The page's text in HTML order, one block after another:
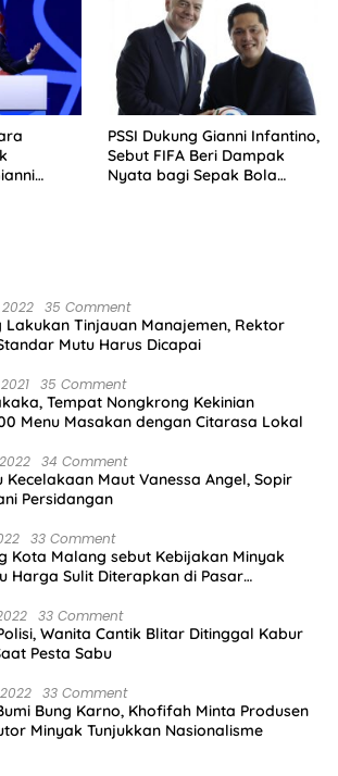
PSSI Dukung Gianni Infantino,
Sebut FIFA Beri Dampak
Nyata bagi Sepak Bola
35 Comment
Lakukan Tinjauan Manajemen, Rektor
Mutu Harus Dicapai
35 Comment
Tempat Nongkrong Kekinian
Menu Masakan dengan Citarasa Lokal
34 Comment
Kecelakaan Maut Vanessa Angel, Sopir
Persidangan
33 Comment
Kota Malang sebut Kebijakan Minyak
Harga Sulit Diterapkan di Pasar
33 Comment
Wanita Cantik Blitar Ditinggal Kabur
Pesta Sabu
33 Comment
Bung Karno, Khofifah Minta Produsen
Minyak Tunjukkan Nasionalisme